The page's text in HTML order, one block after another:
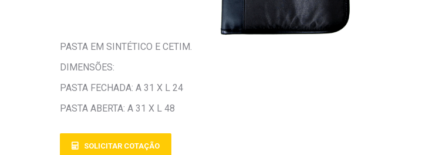
PASTA EM SINTÉTICO E CETIM.
DIMENSÕES:
PASTA FECHADA: A 31 X L 24
PASTA ABERTA: A 31 X L 48
SOLICITAR COTAÇÃO